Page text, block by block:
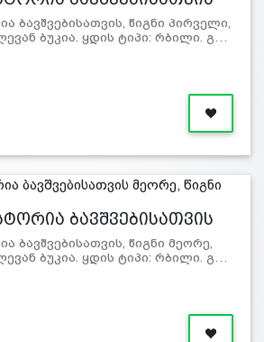
ბავშვებისათვის, წიგნი პირველი,
ბუკია. ყდის ტიპი: რბილი. გ…
ბავშვებისათვის
ბავშვებისათვის, წიგნი მეორე,
ბუკია. ყდის ტიპი: რბილი. გ…